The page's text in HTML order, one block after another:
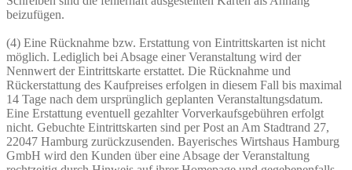
beizufügen.
(4) Eine Rücknahme bzw. Erstattung von Eintrittskarten ist nicht
möglich. Lediglich bei Absage einer Veranstaltung wird der
Nennwert der Eintrittskarte erstattet. Die Rücknahme und
Rückerstattung des Kaufpreises erfolgen in diesem Fall bis maximal
14 Tage nach dem ursprünglich geplanten Veranstaltungsdatum.
Eine Erstattung eventuell gezahlter Vorverkaufsgebühren erfolgt
nicht. Gebuchte Eintrittskarten sind per Post an Am Stadtrand 27,
22047 Hamburg zurückzusenden. Bayerisches Wirtshaus Hamburg
GmbH wird den Kunden über eine Absage der Veranstaltung